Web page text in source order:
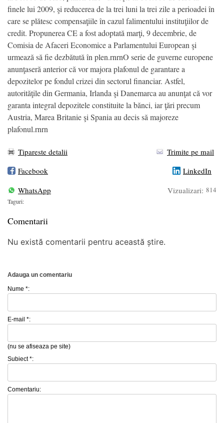
finele lui 2009, şi reducerea de la trei luni la trei zile a perioadei în
care se plătesc compensaţiile în cazul falimentului instituţiilor de
credit. Propunerea CE a fost adoptată marţi, 9 decembrie, de
Comisia de Afaceri Economice a Parlamentului European şi
urmează să fie dezbătută în plen.rnrnO serie de guverne europene
anunţaseră anterior că vor majora plafonul de garantare a
depozitelor pe fondul crizei din sectorul financiar. Astfel,
autorităţile din Germania, Irlanda şi Danemarca au anunţat că vor
garanta integral depozitele constituite la bănci, iar ţări precum
Austria, Marea Britanie şi Spania au decis să majoreze
plafonul.rnrn
Tipareste detalii
Trimite pe mail
Facebook
LinkedIn
WhatsApp
Vizualizari: 814
Taguri:
Comentarii
Nu există comentarii pentru această știre.
Adauga un comentariu
Nume *:
E-mail *:
(nu se afiseaza pe site)
Subiect *:
Comentariu: